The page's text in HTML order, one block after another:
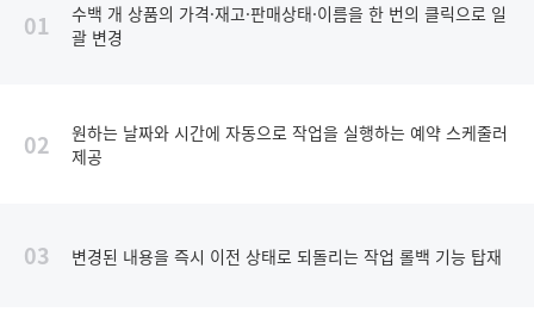
01
수백 개 상품의 가격·재고·판매상태·이름을 한 번의 클릭으로 일
괄 변경
02
원하는 날짜와 시간에 자동으로 작업을 실행하는 예약 스케줄러
제공
03 변경된 내용을 즉시 이전 상태로 되돌리는 작업 롤백 기능 탑재